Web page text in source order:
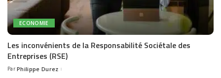
ECONOMIE
Les inconvénients de la Responsabilité Sociétale des
Entreprises (RSE)
Posted
Par Philippe Durez